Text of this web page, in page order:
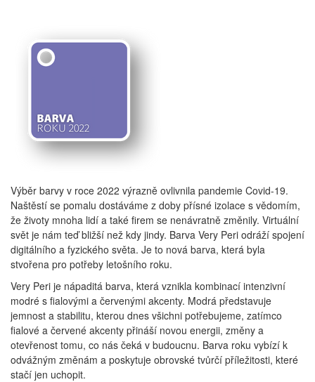
Výběr barvy v roce 2022 výrazně ovlivnila pandemie Covid-19.
Naštěstí se pomalu dostáváme z doby přísné izolace s vědomím,
že životy mnoha lidí a také firem se nenávratně změnily. Virtuální
svět je nám teď bližší než kdy jindy. Barva Very Peri odráží spojení
digitálního a fyzického světa. Je to nová barva, která byla
stvořena pro potřeby letošního roku.
Very Peri je nápaditá barva, která vznikla kombinací intenzivní
modré s fialovými a červenými akcenty. Modrá představuje
jemnost a stabilitu, kterou dnes všichni potřebujeme, zatímco
fialové a červené akcenty přináší novou energii, změny a
otevřenost tomu, co nás čeká v budoucnu. Barva roku vybízí k
odvážným změnám a poskytuje obrovské tvůrčí příležitosti, které
stačí jen uchopit.